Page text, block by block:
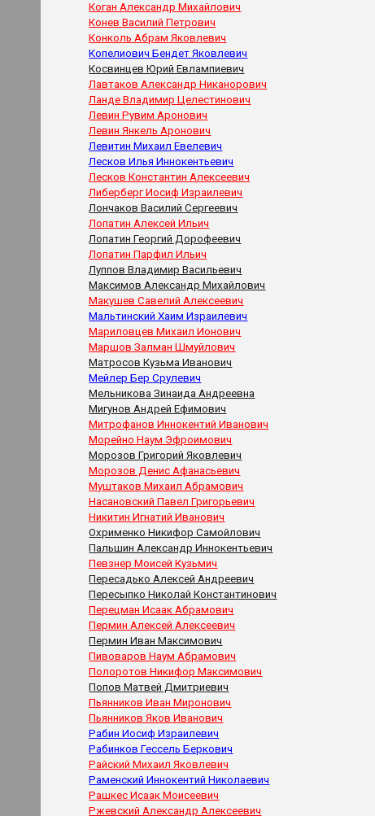
Коган Александр Михайлович
Конев Василий Петрович
Конколь Абрам Яковлевич
Копелиович Бендет Яковлевич
Косвинцев Юрий Евлампиевич
Лавтаков Александр Никанорович
Ланде Владимир Целестинович
Левин Рувим Аронович
Левин Янкель Аронович
Левитин Михаил Евелевич
Лесков Илья Иннокентьевич
Лесков Константин Алексеевич
Либерберг Иосиф Израилевич
Лончаков Василий Сергеевич
Лопатин Алексей Ильич
Лопатин Георгий Дорофеевич
Лопатин Парфил Ильич
Луппов Владимир Васильевич
Максимов Александр Михайлович
Макушев Савелий Алексеевич
Мальтинский Хаим Израилевич
Мариловцев Михаил Ионович
Маршов Залман Шмуйлович
Матросов Кузьма Иванович
Мейлер Бер Срулевич
Мельникова Зинаида Андреевна
Мигунов Андрей Ефимович
Митрофанов Иннокентий Иванович
Морейно Наум Эфроимович
Морозов Григорий Яковлевич
Морозов Денис Афанасьевич
Муштаков Михаил Абрамович
Насановский Павел Григорьевич
Никитин Игнатий Иванович
Охрименко Никифор Самойлович
Пальшин Александр Иннокентьевич
Певзнер Моисей Кузьмич
Пересадько Алексей Андреевич
Пересыпко Николай Константинович
Перецман Исаак Абрамович
Пермин Алексей Алексеевич
Пермин Иван Максимович
Пивоваров Наум Абрамович
Полоротов Никифор Максимович
Попов Матвей Дмитриевич
Пьянников Иван Миронович
Пьянников Яков Иванович
Рабин Иосиф Израилевич
Рабинков Гессель Беркович
Райский Михаил Яковлевич
Раменский Иннокентий Николаевич
Рашкес Исаак Моисеевич
Ржевский Александр Алексеевич